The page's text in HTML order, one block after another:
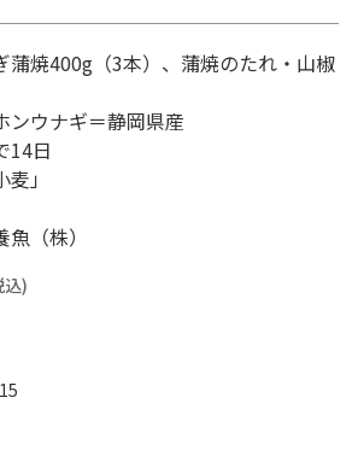
焼400g（3本）、蒲焼のたれ・山椒
ウナギ＝静岡県産
14日
麦」
（株）
込)